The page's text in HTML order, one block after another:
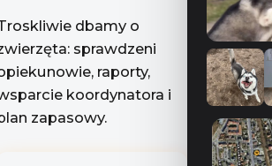
dbamy o
sprawdzeni
raporty,
koordynatora i
zapasowy.